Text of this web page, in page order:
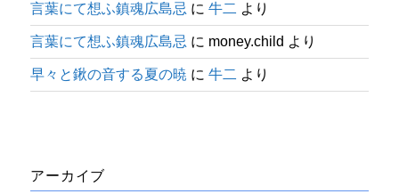
言葉にて想ふ鎮魂広島忌 に牛二 より
言葉にて想ふ鎮魂広島忌 に money.child より
早々と鍬の音する夏の暁 に牛二 より
アーカイブ